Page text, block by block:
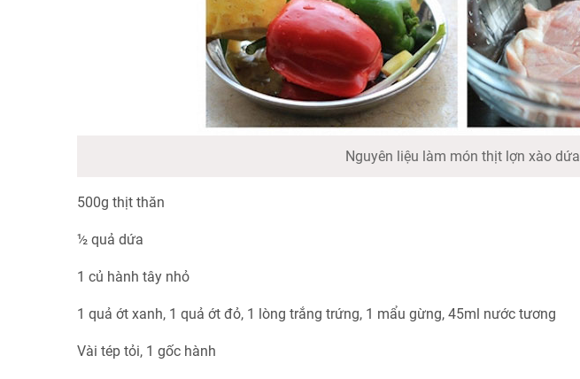
Nguyên liệu làm món thịt lợn xào dứa
500g thịt thăn
½ quả dứa
1 củ hành tây nhỏ
1 quả ớt xanh, 1 quả ớt đỏ, 1 lòng trắng trứng, 1 mẩu gừng, 45ml nước tương
Vài tép tỏi, 1 gốc hành